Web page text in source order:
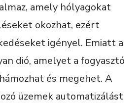
amely hólyagokat
okozhat, ezért
igényel. Emiatt a
dió, amelyet a fogyasztó
és megehet. A
üzemek automatizálást